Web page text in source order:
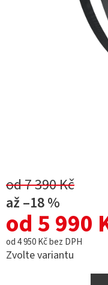
od 7 390 Kč
až –18 %
od5 990
od4 950 Kčbez DPH
Zvolte variantu